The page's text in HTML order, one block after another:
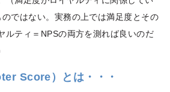
ではない。実務の上では満足度とその
ルティ＝NPSの両方を測れば良いのだ
Score）とは・・・